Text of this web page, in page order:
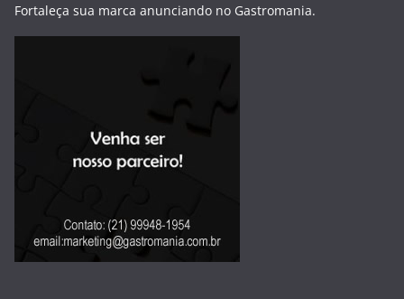
Fortaleça sua marca anunciando no Gastromania.